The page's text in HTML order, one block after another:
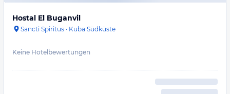
Hostal El Buganvil
Sancti Spiritus · Kuba Südküste
Keine Hotelbewertungen